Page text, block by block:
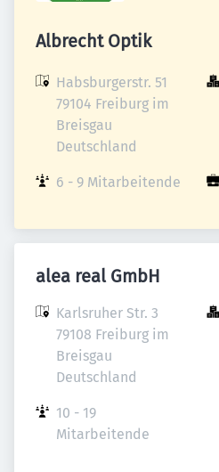
Albrecht Optik
Habsburgerstr. 51
79104 Freiburg im
Breisgau
Deutschland
6 - 9 Mitarbeitende
alea real GmbH
Karlsruher Str. 3
79108 Freiburg im
Breisgau
Deutschland
10 - 19
Mitarbeitende